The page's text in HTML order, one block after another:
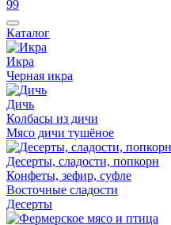
99
Каталог
Икра
Черная икра
Дичь
Колбасы из дичи
Мясо дичи тушёное
Десерты, сладости, попкорн
Конфеты, зефир, суфле
Восточные сладости
Десерты